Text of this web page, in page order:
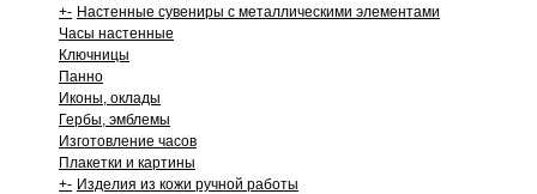
+- Настенные сувениры с металлическими элементами
Часы настенные
Ключницы
Панно
Иконы, оклады
Гербы, эмблемы
Изготовление часов
Плакетки и картины
+- Изделия из кожи ручной работы